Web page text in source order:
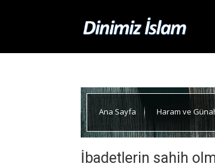
Ana Sayfa Haram ve
İbadetlerin sahih